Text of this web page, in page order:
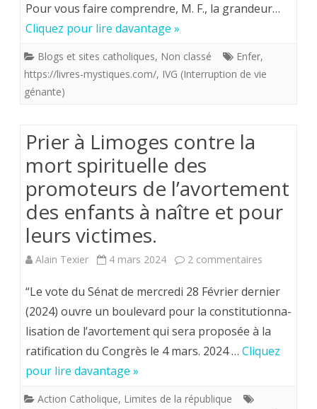
couleur
aprés
(Deuxième
Chrétiens.
Pour vous faire comprendre, M. F., la grandeur…
Cliquez pour lire davantage »
Blogs et sites catholiques, Non classé Enfer,
https://livres-mystiques.com/, IVG (Interruption de vie
génante)
Prier à Limoges contre la
mort spirituelle des
promoteurs de l’avortement
des enfants à naître et pour
leurs victimes.
Alain Texier 4 mars 2024 2 commentaires
à
Limoges
contre
“Le vote du Sénat de mercredi 28 Février dernier
(2024) ouvre un boulevard pour la constitutionna-
lisation de l’avortement qui sera proposée à la
ratification du Congrès le 4 mars. 2024 … Cliquez
pour lire davantage »
Action Catholique, Limites de la république